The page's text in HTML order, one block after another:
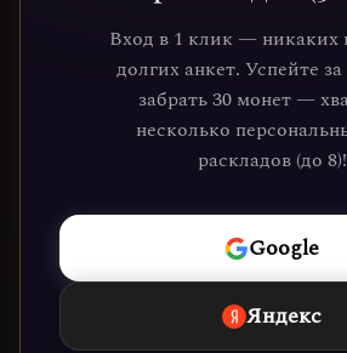
Вход в 1 клик — никаких
долгих анкет. Успейте
забрать 30 монет —
несколько
раскладов (до 8)!
Google
Яндекс
Присоединяйтесь к
которые обрели ясность и
через нашу
путешествие к себе
НАЧАТЬ